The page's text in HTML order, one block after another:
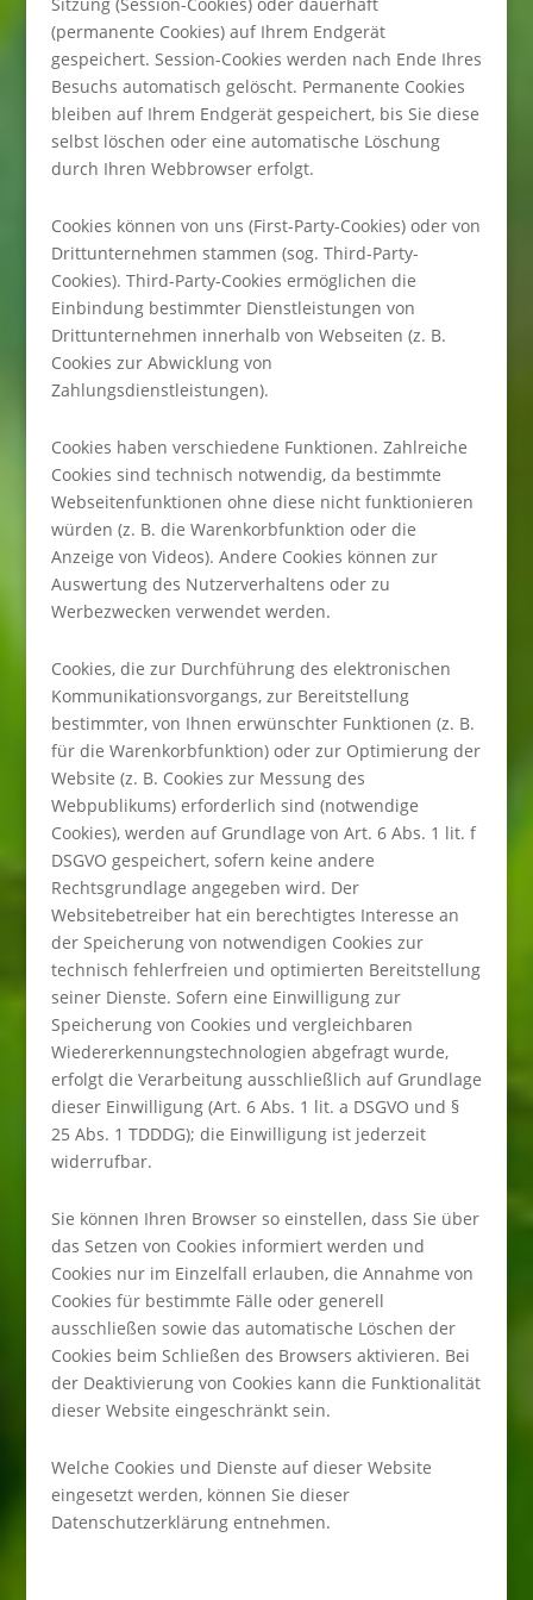
(permanente Cookies) auf Ihrem Endgerät
gespeichert. Session-Cookies werden nach Ende Ihres
Besuchs automatisch gelöscht. Permanente Cookies
bleiben auf Ihrem Endgerät gespeichert, bis Sie diese
selbst löschen oder eine automatische Löschung
durch Ihren Webbrowser erfolgt.
Cookies können von uns (First-Party-Cookies) oder von
Drittunternehmen stammen (sog. Third-Party-
Cookies). Third-Party-Cookies ermöglichen die
Einbindung bestimmter Dienstleistungen von
Drittunternehmen innerhalb von Webseiten (z. B.
Cookies zur Abwicklung von
Zahlungsdienstleistungen).
Cookies haben verschiedene Funktionen. Zahlreiche
Cookies sind technisch notwendig, da bestimmte
Webseitenfunktionen ohne diese nicht funktionieren
würden (z. B. die Warenkorbfunktion oder die
Anzeige von Videos). Andere Cookies können zur
Auswertung des Nutzerverhaltens oder zu
Werbezwecken verwendet werden.
Cookies, die zur Durchführung des elektronischen
Kommunikationsvorgangs, zur Bereitstellung
bestimmter, von Ihnen erwünschter Funktionen (z. B.
für die Warenkorbfunktion) oder zur Optimierung der
Website (z. B. Cookies zur Messung des
Webpublikums) erforderlich sind (notwendige
Cookies), werden auf Grundlage von Art. 6 Abs. 1 lit. f
DSGVO gespeichert, sofern keine andere
Rechtsgrundlage angegeben wird. Der
Websitebetreiber hat ein berechtigtes Interesse an
der Speicherung von notwendigen Cookies zur
technisch fehlerfreien und optimierten Bereitstellung
seiner Dienste. Sofern eine Einwilligung zur
Speicherung von Cookies und vergleichbaren
Wiedererkennungstechnologien abgefragt wurde,
erfolgt die Verarbeitung ausschließlich auf Grundlage
dieser Einwilligung (Art. 6 Abs. 1 lit. a DSGVO und §
25 Abs. 1 TDDDG); die Einwilligung ist jederzeit
widerrufbar.
Sie können Ihren Browser so einstellen, dass Sie über
das Setzen von Cookies informiert werden und
Cookies nur im Einzelfall erlauben, die Annahme von
Cookies für bestimmte Fälle oder generell
ausschließen sowie das automatische Löschen der
Cookies beim Schließen des Browsers aktivieren. Bei
der Deaktivierung von Cookies kann die Funktionalität
dieser Website eingeschränkt sein.
Welche Cookies und Dienste auf dieser Website
eingesetzt werden, können Sie dieser
Datenschutzerklärung entnehmen.